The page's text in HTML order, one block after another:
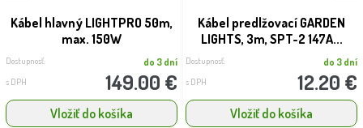
Kábel hlavný LIGHTPRO 50m,
max. 150W
Dostupnosť: do 3 dní
s DPH 149.00 €
Vložiť do košíka
Kábel predlžovací GARDEN
LIGHTS, 3m, SPT-2 147A...
Dostupnosť: do 3 dní
s DPH 12.20 €
Vložiť do košíka